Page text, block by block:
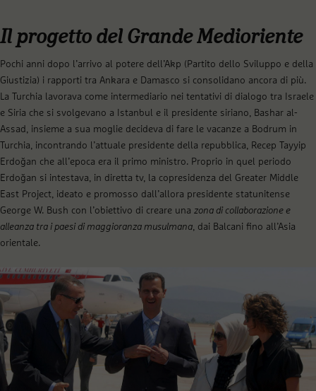
Il progetto del Grande Medioriente
Pochi anni dopo l’arrivo al potere dell’Akp (Partito dello Sviluppo e della
Giustizia) i rapporti tra Ankara e Damasco si consolidano ancora di più.
La Turchia lavorava come intermediario nei tentativi di dialogo tra Israele
e Siria che si svolgevano a Istanbul e il presidente siriano, Bashar al-
Assad, insieme a sua moglie decideva di fare le vacanze a Bodrum in
Turchia, incontrando l’attuale presidente della repubblica, Recep Tayyip
Erdoğan che all’epoca era il primo ministro. Proprio in quel periodo
Erdoğan si intestava, in diretta tv, la copresidenza del Greater Middle
East Project, ideato e promosso dall’allora presidente statunitense
George W. Bush con l’obiettivo di creare una zona di collaborazione e
alleanza tra i paesi di maggioranza musulmana, dai Balcani fino all’Asia
orientale.